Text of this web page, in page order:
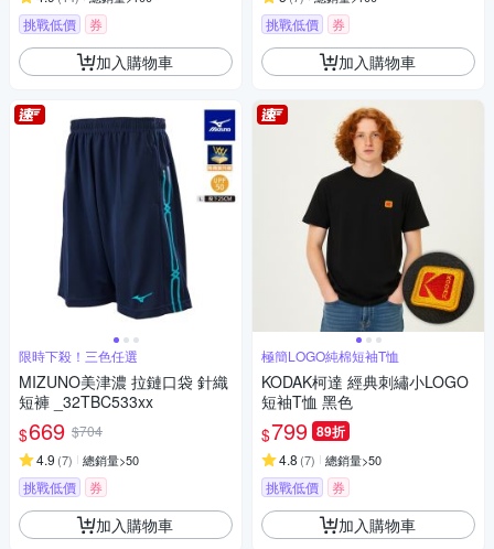
挑戰低價 券
加入購物車
限時下殺！三色任選
MIZUNO美津濃 拉鏈口袋 針織
短褲 _32TBC533xx
$669 $704
4.9 (7) 總銷量>50
挑戰低價 券
加入購物車
挑戰低價 券
加入購物車
極簡LOGO純棉短袖T恤
KODAK柯達 經典刺繡小LOGO
短袖T恤 黑色
$799 89折
4.8 (7) 總銷量>50
挑戰低價 券
加入購物車